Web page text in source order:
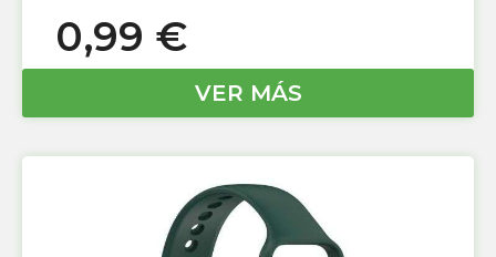
0,99 €
VER MÁS